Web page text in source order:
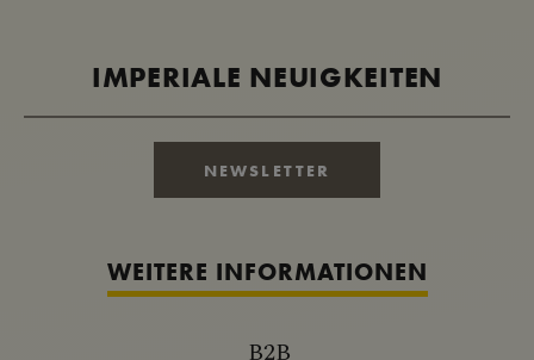
IMPERIALE NEUIGKEITEN
NEWSLETTER
WEITERE INFORMATIONEN
B2B